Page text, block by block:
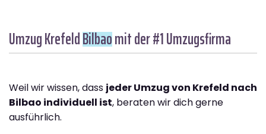
Umzug KrefeldBilbaomit der #1 Umzugsfirma
Weil wir wissen, dass jeder Umzug von Krefeld nach
Bilbao individuell ist, beraten wir dich gerne
ausführlich.